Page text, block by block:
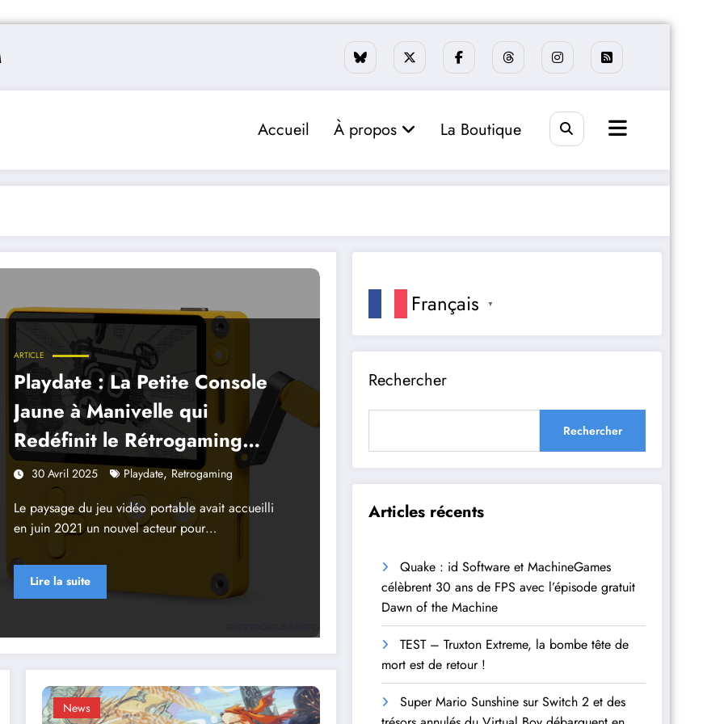
Accueil À propos La Boutique
ARTICLE
Playdate : La Petite Console
Jaune à Manivelle qui
Redéfinit le Rétrogaming
Moderne
30 Avril 2025 Playdate,Retrogaming
Le paysage du jeu vidéo portable avait accueilli
en juin 2021 un nouvel acteur pour…
Lire la suite
News
Français ▼
Rechercher
Rechercher
Articles récents
Quake : id Software et MachineGames
célèbrent 30 ans de FPS avec l’épisode gratuit
Dawn of the Machine
TEST – Truxton Extreme, la bombe tête de
mort est de retour !
Super Mario Sunshine sur Switch 2 et des